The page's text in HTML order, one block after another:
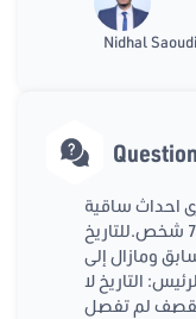
Nidhal Saoudi
احداث ساقية
سيدي يوسف التي راح ضحيتها 79 شخص.للتاريخ
ومازال إلى
التاريخ لا
القصف لم تفصل